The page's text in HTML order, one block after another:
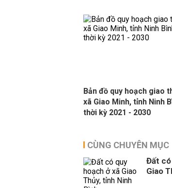
Bản đồ quy hoạch giao
xã Giao Minh, tỉnh Ninh
thời kỳ 2021 - 2030
CÙNG CHUYÊN MỤC
Đất có
Giao